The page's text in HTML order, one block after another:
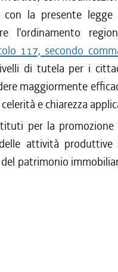
la presente legge
l'ordinamento
117, secondo
di tutela per i
maggiormente
e chiarezza
per la
attività produttive
patrimonio